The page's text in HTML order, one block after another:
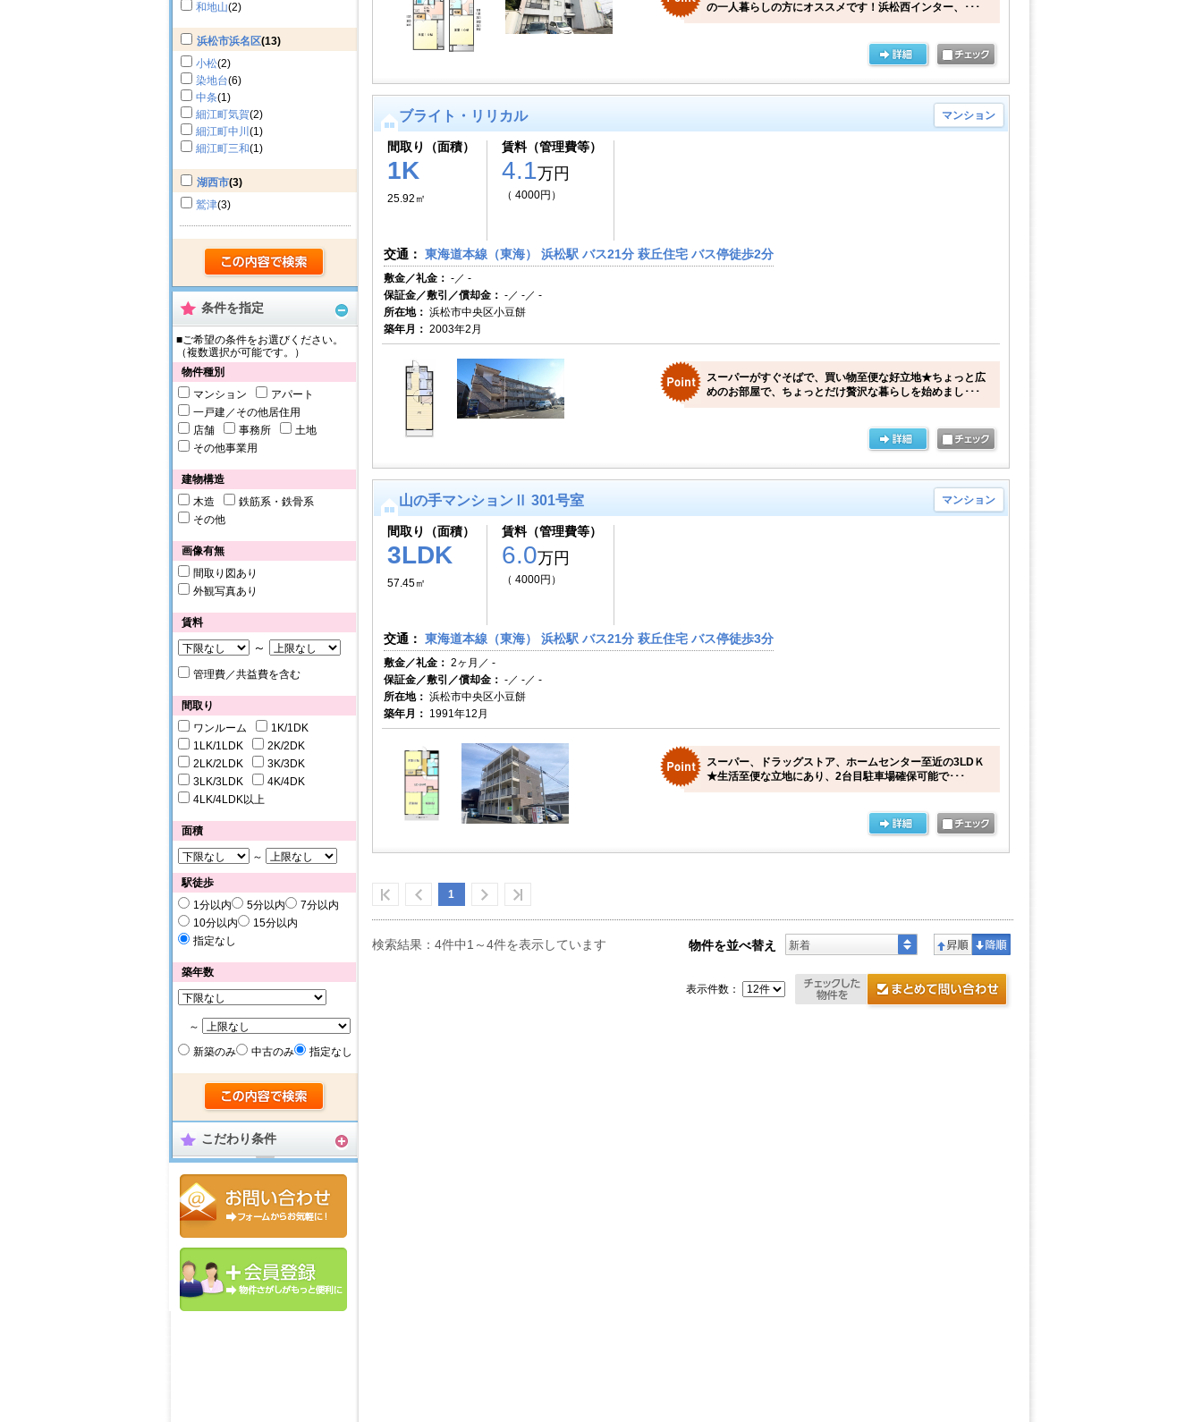
和地山(2)
浜松市浜名区(13)
小松(2)
染地台(6)
中条(1)
細江町気賀(2)
細江町中川 (1)
細江町三和(1)
湖西市(3)
鷲津(3)
条件を指定
■ご希望の条件をお選びください。
（複数選択が可能です。）
物件種別
マンション
アパート
一戸建／その他居住用
店舗
事務所
土地
その他事業用
建物構造
木造
鉄筋系・鉄骨系
その他
画像有無
間取り図あり
外観写真あり
賃料
～
管理費／共益費を含む
間取り
ワンルーム
1K/1DK
1LK/1LDK
2K/2DK
2LK/2LDK
3K/3DK
3LK/3LDK
4K/4DK
4LK/4LDK以上
面積
～
駅徒歩
1分以内
5分以内
7分以内
10分以内
15分以内
指定なし
築年数
～
新築のみ
中古のみ 指定なし
こだわり条件
の一人暮らしの方にオススメです！浜松西インター、･･･
ブライト・リリカル マンション
間取り（面積）
1K
25.92㎡
賃料（管理費等）
4.1万円
（ 4000円）
交通： 東海道本線（東海） 浜松駅 バス21分 萩丘住宅 バス停徒歩2分
敷金／礼金： -／ -
保証金／敷引／償却金： -／ -／ -
所在地： 浜松市中央区小豆餅
築年月： 2003年2月
スーパーがすぐそばで、買い物至便な好立地★ちょっと広
めのお部屋で、ちょっとだけ贅沢な暮らしを始めまし･･･
山の手マンションⅡ 301号室 マンション
間取り（面積）
3LDK
57.45㎡
賃料（管理費等）
6.0万円
（ 4000円）
交通： 東海道本線（東海） 浜松駅 バス21分 萩丘住宅 バス停徒歩3分
敷金／礼金： 2ヶ月／ -
保証金／敷引／償却金： -／ -／ -
所在地： 浜松市中央区小豆餅
築年月： 1991年12月
スーパー、ドラッグストア、ホームセンター至近の3LDＫ
★生活至便な立地にあり、2台目駐車場確保可能で･･･
物件を並べ替え 新着
1
表示件数：
検索結果：4件中1～4件を表示しています